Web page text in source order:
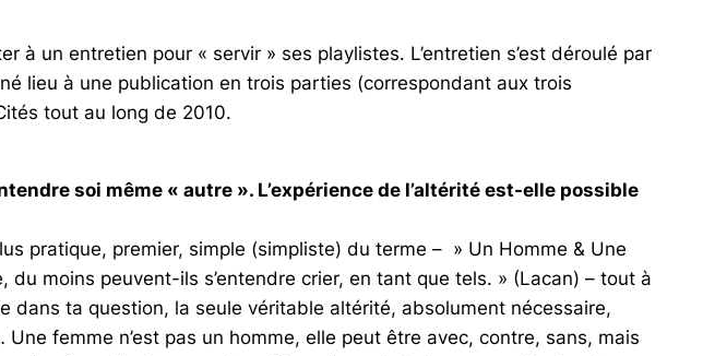
un entretien pour « servir » ses playlistes. L’entretien s’est déroulé par
lieu à une publication en trois parties (correspondant aux trois
tout au long de 2010.
soi même « autre ». L’expérience de l’altérité est-elle possible
pratique, premier, simple (simpliste) du terme – » Un Homme & Une
moins peuvent-ils s’entendre crier, en tant que tels. » (Lacan) – tout à
dans ta question, la seule véritable altérité, absolument nécessaire,
femme n’est pas un homme, elle peut être avec, contre, sans, mais